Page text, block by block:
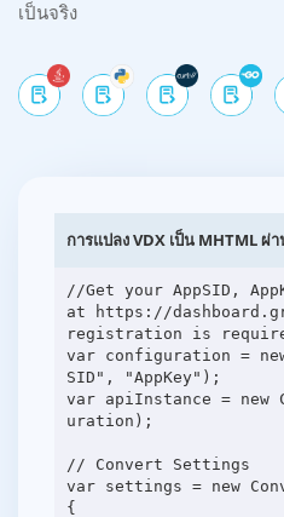
เป็นจริง
การแปลง VDX เป็น MHTML ผ่า
//Get your AppSID,
at https://
registration is
var configuration =
SID", "AppKey");
var apiInstance = new
uration);
// Convert Settings
var settings = new
{